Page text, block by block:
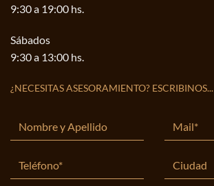
9:30 a 19:00 hs.
Sábados
9:30 a 13:00 hs.
¿NECESITAS ASESORAMIENTO? ESCRIBINOS...